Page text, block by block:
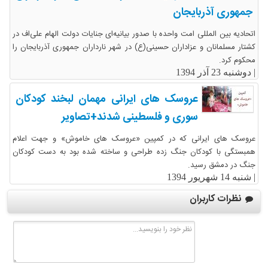
جمهوری آذربایجان
اتحادیه بین المللی امت واحده با صدور بیانیه‌ای جنایات دولت الهام علی‌اف در
کشتار مسلمانان و عزاداران حسینی(ع) در شهر نارداران جمهوری آذربایجان را
محکوم کرد.
| دوشنبه 23 آذر 1394
عروسک های ایرانی مهمان لبخند کودکان
سوری و فلسطینی شدند+تصاویر
عروسک های ایرانی که در کمپین «عروسک های خاموش» و جهت اعلام
همبستگی با کودکان جنگ زده طراحی و ساخته شده بود به دست کودکان
جنگ در دمشق رسید.
| شنبه 14 شهریور 1394
نظرات کاربران